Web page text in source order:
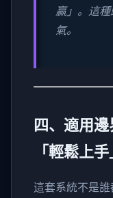
贏」。這
氣。
四、適用
「輕鬆上
這套系統不是